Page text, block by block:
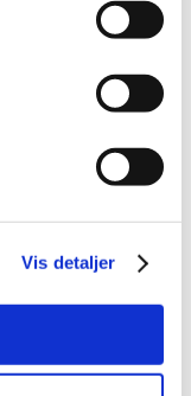
Vis detaljer